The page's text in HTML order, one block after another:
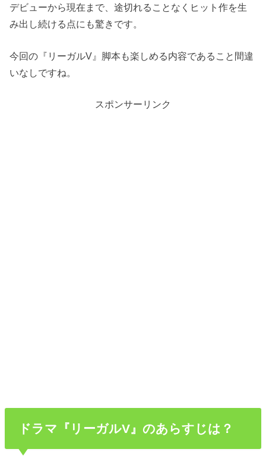
デビューから現在まで、途切れることなくヒット作を生
み出し続ける点にも驚きです。
今回の『リーガルV』脚本も楽しめる内容であること間違
いなしですね。
スポンサーリンク
ドラマ『リーガルV』のあらすじは？